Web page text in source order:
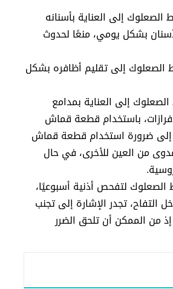
الصعلوك إلى العناية بأسنانه
بشكل يومي، منعًا لحدوث
الصعلوك إلى تقليم أظافره بشكل
إلى العناية بمدامع
باستخدام قطعة قماش
إلى ضرورة استخدام قطعة قماش
من العين للأخرى، في حال
الصعلوك لتفحص أذنية أسبوعيًا،
تجدر الإشارة إلى تجنب
من الممكن أن تلحق الضرر